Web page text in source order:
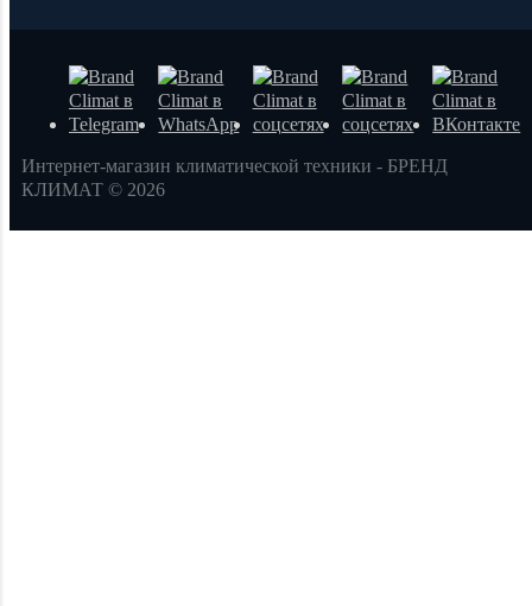
Интернет-магазин климатической техники - БРЕНД
КЛИМАТ © 2026